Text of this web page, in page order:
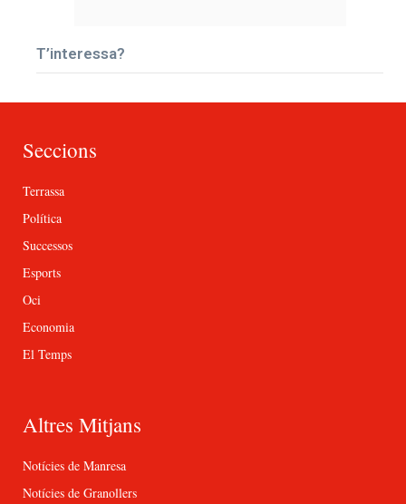
T’interessa?
Seccions
Terrassa
Política
Successos
Esports
Oci
Economia
El Temps
Altres Mitjans
Notícies de Manresa
Notícies de Granollers